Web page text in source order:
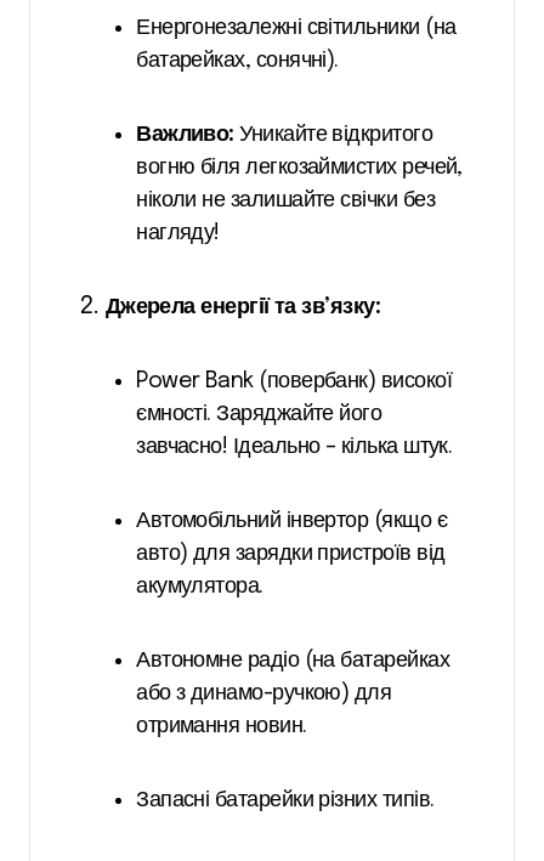
Енергонезалежні світильники (на
батарейках, сонячні).
Важливо: Уникайте відкритого
вогню біля легкозаймистих речей,
ніколи не залишайте свічки без
нагляду!
Джерела енергії та зв’язку:
Power Bank (повербанк) високої
ємності. Заряджайте його
завчасно! Ідеально – кілька штук.
Автомобільний інвертор (якщо є
авто) для зарядки пристроїв від
акумулятора.
Автономне радіо (на батарейках
або з динамо-ручкою) для
отримання новин.
Запасні батарейки різних типів.